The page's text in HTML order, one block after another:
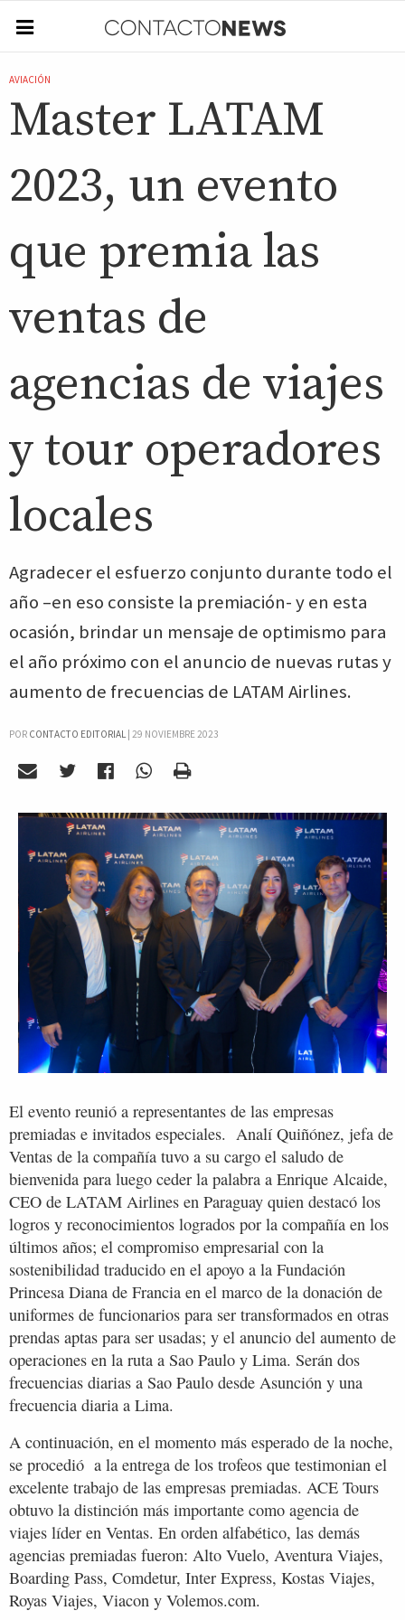
AVIACIÓN
Master LATAM
2023, un evento
que premia las
ventas de
agencias de viajes
y tour operadores
locales
Agradecer el esfuerzo conjunto durante todo el
año –en eso consiste la premiación- y en esta
ocasión, brindar un mensaje de optimismo para
el año próximo con el anuncio de nuevas rutas y
aumento de frecuencias de LATAM Airlines.
POR CONTACTO EDITORIAL| 29 NOVIEMBRE 2023
El evento reunió a representantes de las empresas
premiadas e invitados especiales. Analí Quiñónez, jefa de
Ventas de la compañía tuvo a su cargo el saludo de
bienvenida para luego ceder la palabra a Enrique Alcaide,
CEO de LATAM Airlines en Paraguay quien destacó los
logros y reconocimientos logrados por la compañía en los
últimos años; el compromiso empresarial con la
sostenibilidad traducido en el apoyo a la Fundación
Princesa Diana de Francia en el marco de la donación de
uniformes de funcionarios para ser transformados en otras
prendas aptas para ser usadas; y el anuncio del aumento de
operaciones en la ruta a Sao Paulo y Lima. Serán dos
frecuencias diarias a Sao Paulo desde Asunción y una
frecuencia diaria a Lima.
A continuación, en el momento más esperado de la noche,
se procedió a la entrega de los trofeos que testimonian el
excelente trabajo de las empresas premiadas. ACE Tours
obtuvo la distinción más importante como agencia de
viajes líder en Ventas. En orden alfabético, las demás
agencias premiadas fueron: Alto Vuelo, Aventura Viajes,
Boarding Pass, Comdetur, Inter Express, Kostas Viajes,
Royas Viajes, Viacon y Volemos.com.